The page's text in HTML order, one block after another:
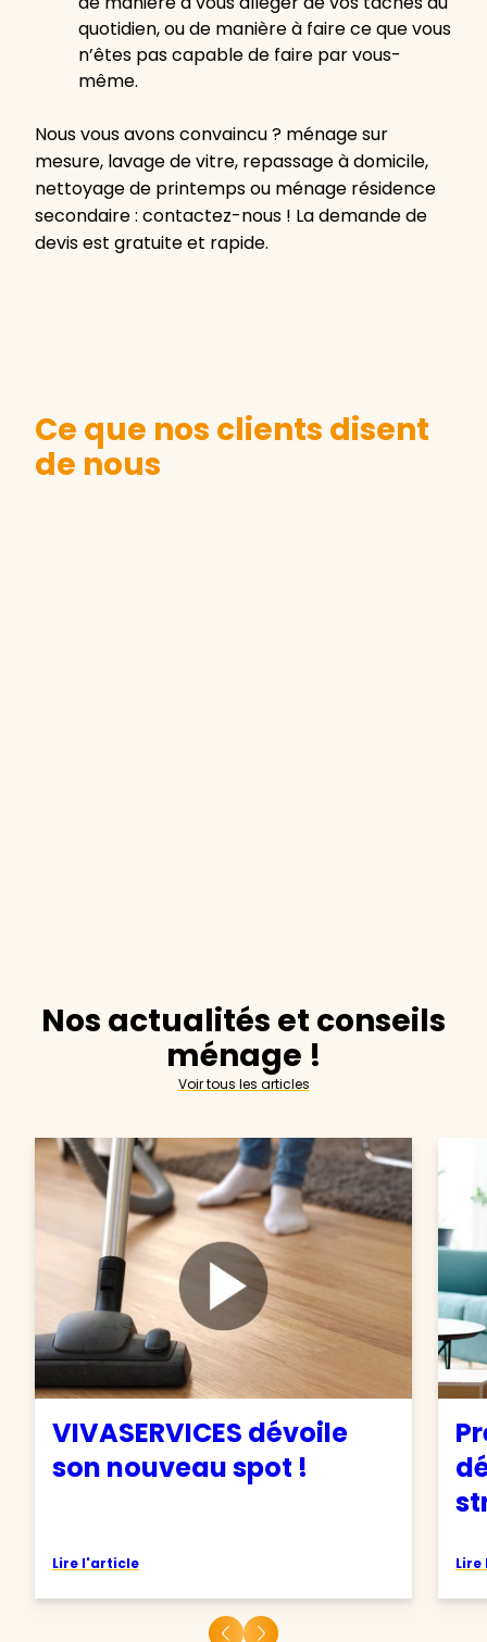
quotidien, ou de manière à faire ce que vous
n’êtes pas capable de faire par vous-
même.
Nous vous avons convaincu ? ménage sur
mesure, lavage de vitre, repassage à domicile,
nettoyage de printemps ou ménage résidence
secondaire : contactez-nous ! La demande de
devis est gratuite et rapide.
Ce que nos clients disent
de nous
Nos actualités et conseils
ménage !
Voir tous les articles
VIVASERVICES dévoile
son nouveau spot !
Lire l'article